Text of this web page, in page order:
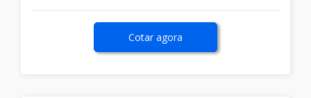
Cotar agora